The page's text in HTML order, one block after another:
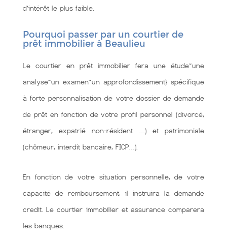
d’intérêt le plus faible.
Pourquoi passer par un courtier de
prêt immobilier à Beaulieu
Le courtier en prêt immobilier fera une étude~une
analyse~un examen~un approfondissement} spécifique
à forte personnalisation de votre dossier de demande
de prêt en fonction de votre profil personnel (divorcé,
étranger, expatrié non-résident …) et patrimoniale
(chômeur, interdit bancaire, FICP…).
En fonction de votre situation personnelle, de votre
capacité de remboursement, il instruira la demande
credit. Le courtier immobilier et assurance comparera
les banques.